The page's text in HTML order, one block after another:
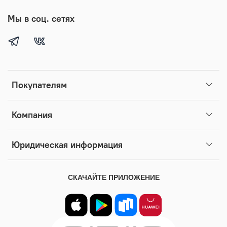
Покупателям
Компания
Юридическая информация
Мы в соц. сетях
СКАЧАЙТЕ ПРИЛОЖЕНИЕ